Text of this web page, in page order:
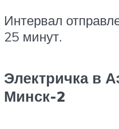
Интервал
25 минут.
Электричка в
Минск-2